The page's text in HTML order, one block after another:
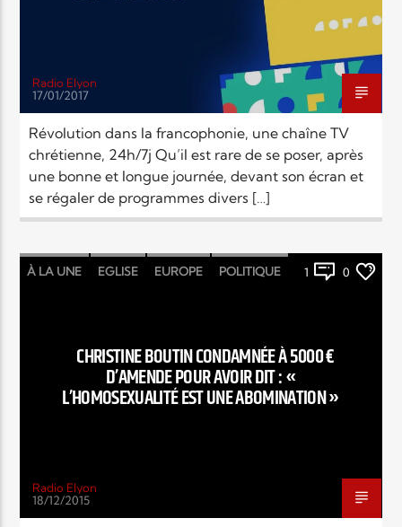
Radio Elyon
17/01/2017
Révolution dans la francophonie, une chaîne TV
chrétienne, 24h/7j Qu’il est rare de se poser, après
une bonne et longue journée, devant son écran et
se régaler de programmes divers […]
À LA UNE EGLISE EUROPE POLITIQUE 1 0
CHRISTINE BOUTIN CONDAMNÉE À 5000 €
D’AMENDE POUR AVOIR DIT : «
L’HOMOSEXUALITÉ EST UNE ABOMINATION »
Radio Elyon
18/12/2015